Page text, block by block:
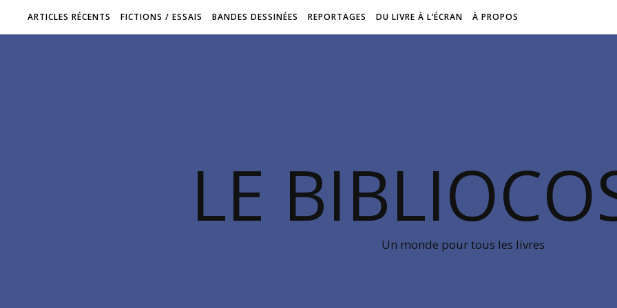
ARTICLES RÉCENTS FICTIONS / ESSAIS BANDES DESSINÉES REPORTAGES DU LIVRE À L’ÉCRAN À PROPOS
LE
Un monde pour tous les livres